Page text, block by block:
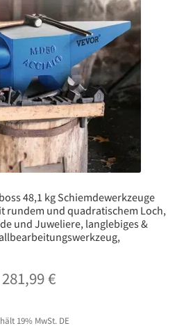
48,1 kg Schiemdewerkzeuge
rundem und quadratischem Loch,
und Juweliere, langlebiges &
281,99€
19% MwSt. DE